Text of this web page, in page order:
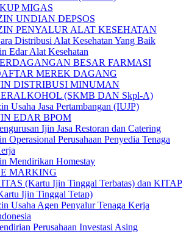
MIGAS
UNDIAN DEPSOS
PENYALUR ALAT KESEHATAN
Distribusi Alat Kesehatan Yang Baik
Edar Alat Kesehatan
BESAR FARMASI
MEREK DAGANG
DISTRIBUSI MINUMAN
(SKMB DAN Skpl-A)
Usaha Jasa Pertambangan (IUJP)
EDAR BPOM
Ijin Jasa Restoran dan Catering
Operasional Perusahaan Penyedia Tenaga
Mendirikan Homestay
MARKING
(Kartu Ijin Tinggal Terbatas) dan KITAP
Ijin Tinggal Tetap)
Usaha Agen Penyalur Tenaga Kerja
Perusahaan Investasi Asing